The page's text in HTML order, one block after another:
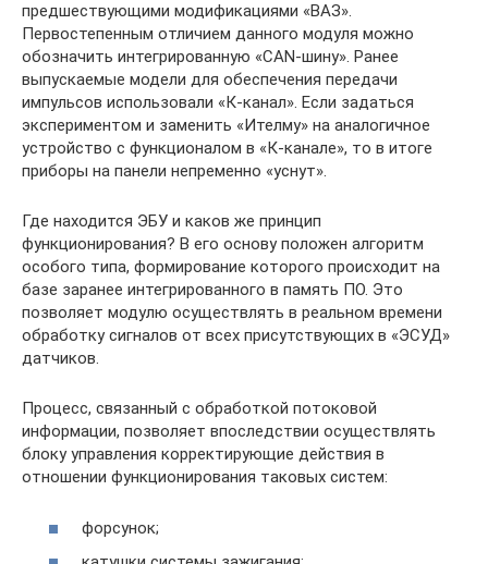
предшествующими модификациями «ВАЗ».
Первостепенным отличием данного модуля можно
обозначить интегрированную «CAN-шину». Ранее
выпускаемые модели для обеспечения передачи
импульсов использовали «К-канал». Если задаться
экспериментом и заменить «Ителму» на аналогичное
устройство с функционалом в «К-канале», то в итоге
приборы на панели непременно «уснут».
Где находится ЭБУ и каков же принцип
функционирования? В его основу положен алгоритм
особого типа, формирование которого происходит на
базе заранее интегрированного в память ПО. Это
позволяет модулю осуществлять в реальном времени
обработку сигналов от всех присутствующих в «ЭСУД»
датчиков.
Процесс, связанный с обработкой потоковой
информации, позволяет впоследствии осуществлять
блоку управления корректирующие действия в
отношении функционирования таковых систем:
форсунок;